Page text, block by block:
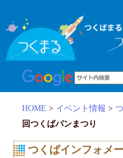
HOME > イベント情報 >
回つくばパンまつり
つくばインフォメ